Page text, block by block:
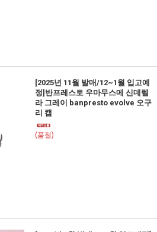
[2025년 11월 발매/12~1월 입고예
정]반프레스토 우마무스메 신데렐
라 그레이 banpresto evolve 오구
리 캡
(품절)